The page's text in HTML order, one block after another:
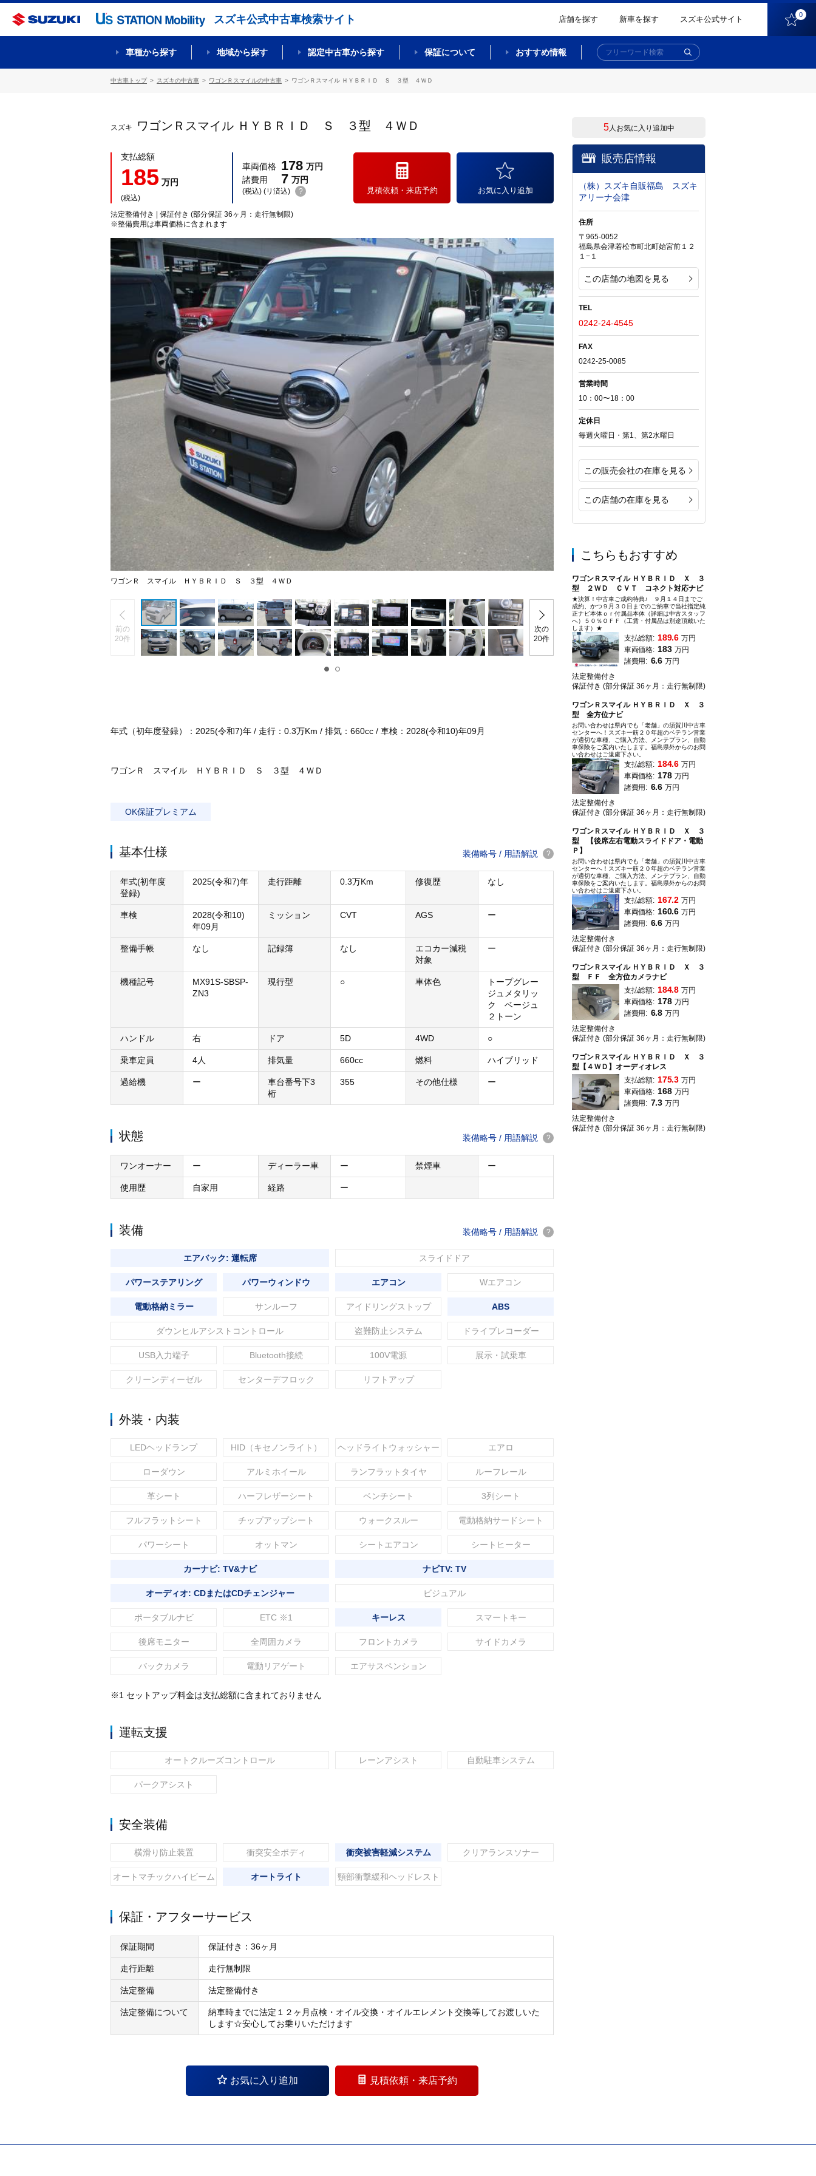
スズキ公式中古車検索サイト 店舗を探す 新車を探す スズキ公式サイト 0
車種から探す 地域から探す 認定中古車から探す 保証について おすすめ情報
中古車トップ スズキの中古車 ワゴンＲスマイルの中古車 ワゴンＲスマイル ＨＹＢＲＩＤ Ｓ ３型 ４ＷＤ
スズキ ワゴンＲスマイル ＨＹＢＲＩＤ Ｓ ３型 ４ＷＤ
支払総額
185 万円
(税込)
車両価格 178 万円
諸費用
7 万円
(税込) (リ済込) ?
法定整備付き | 保証付き (部分保証 36ヶ月：走行無制限)
※整備費用は車両価格に含まれます
見積依頼・来店予約 お気に入り追加
ワゴンＲ スマイル ＨＹＢＲＩＤ Ｓ ３型 ４ＷＤ
前の
20件
次の
20件
年式（初年度登録）：2025(令和7)年 / 走行：0.3万Km / 排気：660cc / 車検：2028(令和10)年09月
ワゴンＲ スマイル ＨＹＢＲＩＤ Ｓ ３型 ４ＷＤ
OK保証プレミアム
基本仕様 装備略号 / 用語解説 ?
年式(初年度
登録)
2025(令和7)年 走行距離 0.3万Km 修復歴 なし
車検
2028(令和10)
年09月
ミッション CVT AGS ー
整備手帳 なし 記録簿 なし
エコカー減税
対象
ー
機種記号
MX91S-SBSP-
ZN3
現行型 ○ 車体色
トープグレー
ジュメタリッ
ク ベージュ
２トーン
ハンドル 右 ドア 5D 4WD ○
乗車定員 4人 排気量 660cc 燃料 ハイブリッド
過給機 ー
車台番号下3
桁
355 その他仕様 ー
状態 装備略号 / 用語解説 ?
ワンオーナー ー ディーラー車 ー 禁煙車 ー
使用歴 自家用 経路 ー
装備 装備略号 / 用語解説 ?
エアバック: 運転席 スライドドア
パワーステアリング パワーウィンドウ エアコン Wエアコン
電動格納ミラー サンルーフ アイドリングストップ ABS
ダウンヒルアシストコントロール 盗難防止システム ドライブレコーダー
USB入力端子 Bluetooth接続 100V電源 展示・試乗車
クリーンディーゼル センターデフロック リフトアップ
外装・内装
LEDヘッドランプ HID（キセノンライト） ヘッドライトウォッシャー エアロ
ローダウン アルミホイール ランフラットタイヤ ルーフレール
革シート ハーフレザーシート ベンチシート 3列シート
フルフラットシート チップアップシート ウォークスルー 電動格納サードシート
パワーシート オットマン シートエアコン シートヒーター
カーナビ: TV&ナビ ナビTV: TV
オーディオ: CDまたはCDチェンジャー ビジュアル
ポータブルナビ ETC ※1 キーレス スマートキー
後席モニター 全周囲カメラ フロントカメラ サイドカメラ
バックカメラ 電動リアゲート エアサスペンション
※1 セットアップ料金は支払総額に含まれておりません
運転支援
オートクルーズコントロール レーンアシスト 自動駐車システム
パークアシスト
安全装備
横滑り防止装置 衝突安全ボディ 衝突被害軽減システム クリアランスソナー
オートマチックハイビーム オートライト 頸部衝撃緩和ヘッドレスト
保証・アフターサービス
保証期間 保証付き：36ヶ月
走行距離 走行無制限
法定整備 法定整備付き
法定整備について
納車時までに法定１２ヶ月点検・オイル交換・オイルエレメント交換等してお渡しいた
します☆安心してお乗りいただけます
お気に入り追加 見積依頼・来店予約
5人お気に入り追加中
販売店情報
（株）スズキ自販福島 スズキ
アリーナ会津
住所
〒965-0052
福島県会津若松市町北町始宮前１２
１−１
この店舗の地図を見る
TEL
0242-24-4545
FAX
0242-25-0085
営業時間
10：00〜18：00
定休日
毎週火曜日・第1、第2水曜日
この販売会社の在庫を見る
この店舗の在庫を見る
こちらもおすすめ
ワゴンＲスマイル ＨＹＢＲＩＤ Ｘ ３
型 ２ＷＤ ＣＶＴ コネクト対応ナビ
★決算！中古車ご成約特典♪ ９月１４日までご
成約、かつ９月３０日までのご納車で当社指定純
正ナビ本体ｏｒ付属品本体（詳細は中古スタッフ
へ）５０％ＯＦＦ（工賃・付属品は別途頂戴いた
します）★
支払総額: 189.6 万円
車両価格: 183 万円
諸費用: 6.6 万円
法定整備付き
保証付き (部分保証 36ヶ月：走行無制限)
ワゴンＲスマイル ＨＹＢＲＩＤ Ｘ ３
型 全方位ナビ
お問い合わせは県内でも「老舗」の須賀川中古車
センターへ！スズキ一筋２０年超のベテラン営業
が適切な車種、ご購入方法、メンテプラン、自動
車保険をご案内いたします。福島県外からのお問
い合わせはご遠慮下さい。
支払総額: 184.6 万円
車両価格: 178 万円
諸費用: 6.6 万円
法定整備付き
保証付き (部分保証 36ヶ月：走行無制限)
ワゴンＲスマイル ＨＹＢＲＩＤ Ｘ ３
型 【後席左右電動スライドドア・電動
Ｐ】
お問い合わせは県内でも「老舗」の須賀川中古車
センターへ！スズキ一筋２０年超のベテラン営業
が適切な車種、ご購入方法、メンテプラン、自動
車保険をご案内いたします。福島県外からのお問
い合わせはご遠慮下さい。
支払総額: 167.2 万円
車両価格: 160.6 万円
諸費用: 6.6 万円
法定整備付き
保証付き (部分保証 36ヶ月：走行無制限)
ワゴンＲスマイル ＨＹＢＲＩＤ Ｘ ３
型 ＦＦ 全方位カメラナビ
支払総額: 184.8 万円
車両価格: 178 万円
諸費用: 6.8 万円
法定整備付き
保証付き (部分保証 36ヶ月：走行無制限)
ワゴンＲスマイル ＨＹＢＲＩＤ Ｘ ３
型【４ＷＤ】オーディオレス
支払総額: 175.3 万円
車両価格: 168 万円
諸費用: 7.3 万円
法定整備付き
保証付き (部分保証 36ヶ月：走行無制限)